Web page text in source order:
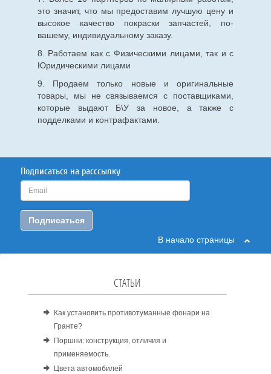
это значит, что мы предоставим лучшую цену и
высокое качество покраски запчастей, по-
вашему, индивидуальному заказу.
8. Работаем как с Физическими лицами, так и с
Юридическими лицами
9. Продаем только новые и оригинальные
товары, мы не связываемся с поставщиками,
которые выдают Б\У за новое, а также с
подделками и контрафактами.
Подписаться на расссылку
Подписаться
В начало страницы
СТАТЬИ
Как установить противотуманные фонари на
Гранте?
Поршни: конструкция, отличия и
применяемость.
Цвета автомобилей